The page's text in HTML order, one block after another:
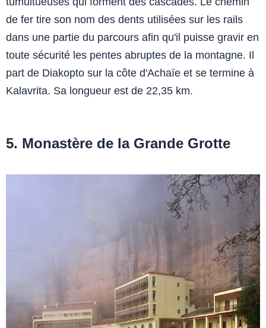
de fer tire son nom des dents utilisées sur les rails
dans une partie du parcours afin qu'il puisse gravir en
toute sécurité les pentes abruptes de la montagne. Il
part de Diakopto sur la côte d'Achaïe et se termine à
Kalavrita. Sa longueur est de 22,35 km.
5. Monastère de la Grande Grotte